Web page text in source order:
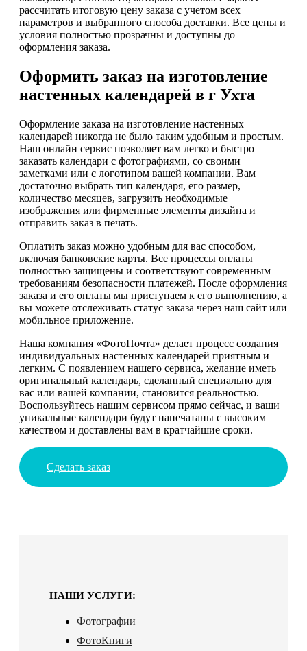
рассчитать итоговую цену заказа с учетом всех
параметров и выбранного способа доставки. Все цены и
условия полностью прозрачны и доступны до
оформления заказа.
Оформить заказ на изготовление
настенных календарей в г Ухта
Оформление заказа на изготовление настенных
календарей никогда не было таким удобным и простым.
Наш онлайн сервис позволяет вам легко и быстро
заказать календари с фотографиями, со своими
заметками или с логотипом вашей компании. Вам
достаточно выбрать тип календаря, его размер,
количество месяцев, загрузить необходимые
изображения или фирменные элементы дизайна и
отправить заказ в печать.
Оплатить заказ можно удобным для вас способом,
включая банковские карты. Все процессы оплаты
полностью защищены и соответствуют современным
требованиям безопасности платежей. После оформления
заказа и его оплаты мы приступаем к его выполнению, а
вы можете отслеживать статус заказа через наш сайт или
мобильное приложение.
Наша компания «ФотоПочта» делает процесс создания
индивидуальных настенных календарей приятным и
легким. С появлением нашего сервиса, желание иметь
оригинальный календарь, сделанный специально для
вас или вашей компании, становится реальностью.
Воспользуйтесь нашим сервисом прямо сейчас, и ваши
уникальные календари будут напечатаны с высоким
качеством и доставлены вам в кратчайшие сроки.
Сделать заказ
НАШИ УСЛУГИ:
Фотографии
ФотоКниги